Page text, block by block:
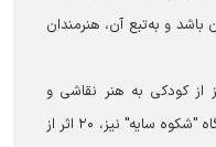
باشد و به‌تبع آن، هنرمندان
از کودکی به هنر نقاشی و
خطاطی، علاقه‌مند بوده است در نمایشگاه "شکوه سایه" نیز، ۲۰ اثر از